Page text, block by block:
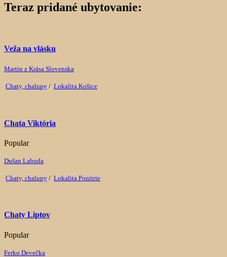
Teraz pridané ubytovanie:
Veža na vlásku
Martin z Krása Slovenska
Chaty, chalupy / Lokalita Košice
Chata Viktória
Popular
Dušan Labuda
Chaty, chalupy / Lokalita Ponitrie
Chaty Liptov
Popular
Ferko Devečka